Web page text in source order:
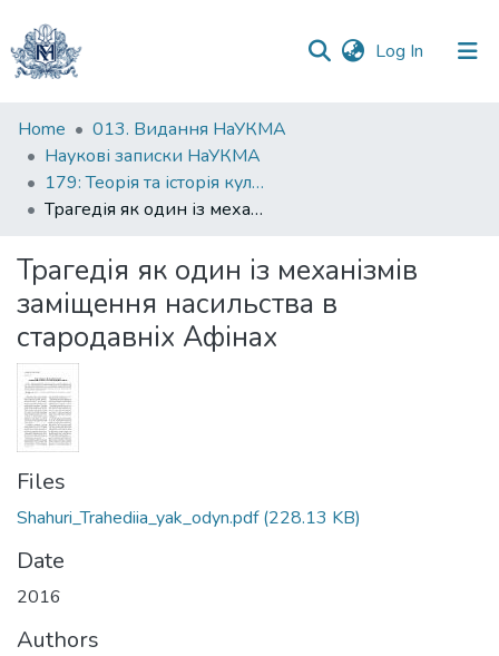
Log In (current)
Communities
&
Collections
All of DSpace
Statistics
Home
013. Видання НаУКМА
Наукові записки НаУКМА
179: Теорія та історія культури
Трагедія як один із механізмів заміщення насильства в стародавніх Афінах
Трагедія як один із механізмів
заміщення насильства в
стародавніх Афінах
Files
Shahuri_Trahediia_yak_odyn.pdf(228.13 KB)
Date
2016
Authors